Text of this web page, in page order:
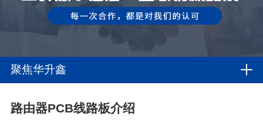
聚焦华升鑫
路由器PCB线路板介绍